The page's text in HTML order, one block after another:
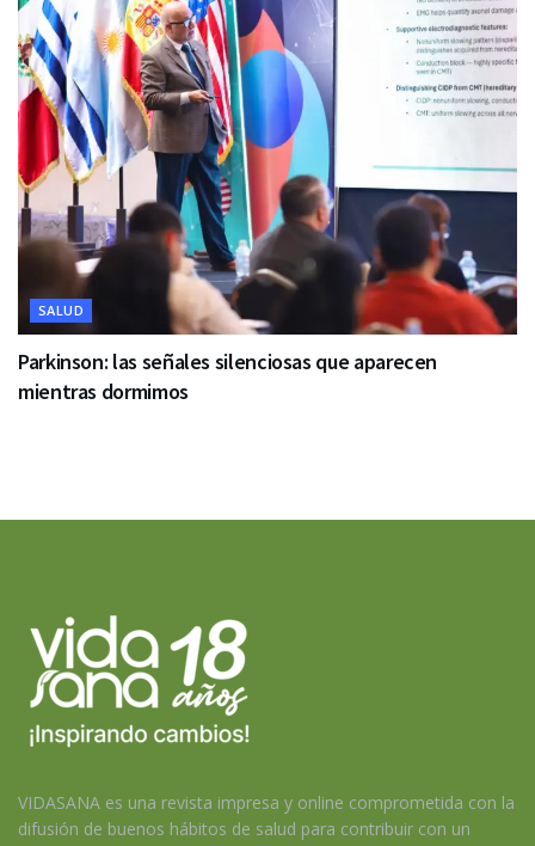
SALUD
Parkinson: las señales silenciosas que aparecen
mientras dormimos
VIDASANA es una revista impresa y online comprometida con la
difusión de buenos hábitos de salud para contribuir con un